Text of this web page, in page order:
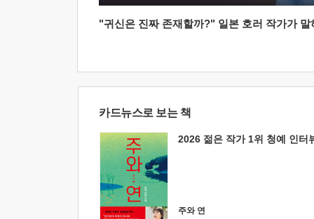
"귀신은 진짜 존재할까?" 일본 호러 작가가
카드뉴스로 보는 책
2026 젊은 작가 1위 청예 인터
주와 연